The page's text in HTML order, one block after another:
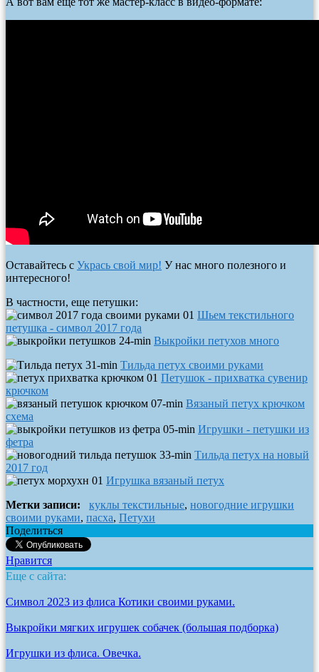
Оставайтесь с Укрась свой мир! У нас много полезного и
интересного!
В частности, еще петушки:
Шьем текстильного
петушка - символ 2017 года
Выкройки петухов много
Тильда петух своими руками
Петушок - прихватка сувенир
крючком
Вязаный петух крючком
схема
Игрушки - петушки из
фетра
Тильда петух на новый
2017 год
Игрушка вязаный петух
Метки записи:
куклы текстильные, новогодние игрушки
своими руками, пасха, Петухи
Поделиться
Нравится
Еще с сайта:
Символ 2023 из флиса Котики своими руками.
Выкройки мягких игрушек собачек (большая подборка)
Игрушки из флиса. Овечка.